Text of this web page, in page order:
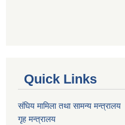
Quick Links
संघिय मामिला तथा सामन्य मन्त्रालय
गृह मन्त्रालय